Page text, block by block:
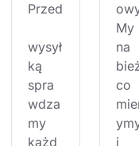
Przed
wysył
ką
spra
wdza
my
każd
My
na
co
i